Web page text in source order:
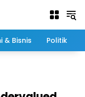
& Bisnis Politik